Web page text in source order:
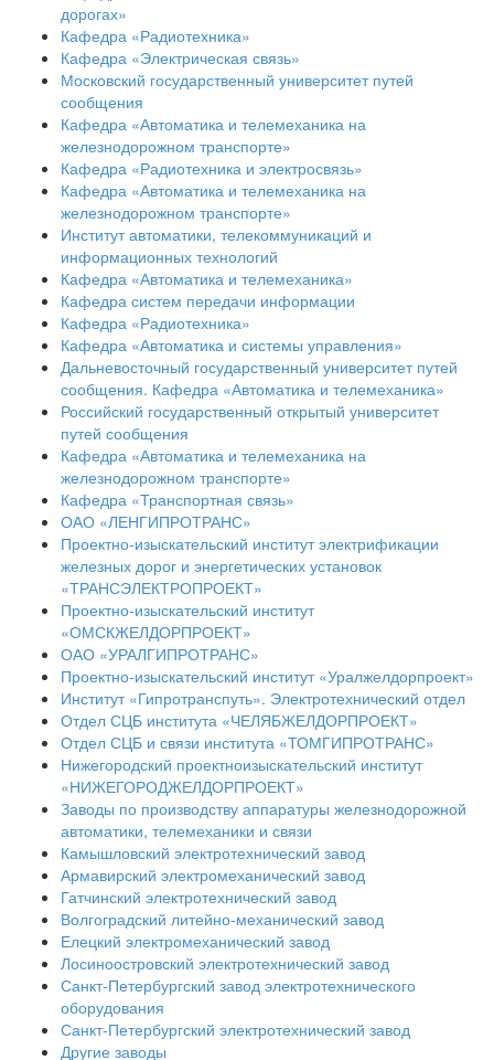
дорогах»
Кафедра «Радиотехника»
Кафедра «Электрическая связь»
Московский государственный университет путей
сообщения
Кафедра «Автоматика и телемеханика на
железнодорожном транспорте»
Кафедра «Радиотехника и электросвязь»
Кафедра «Автоматика и телемеханика на
железнодорожном транспорте»
Институт автоматики, телекоммуникаций и
информационных технологий
Кафедра «Автоматика и телемеханика»
Кафедра систем передачи информации
Кафедра «Радиотехника»
Кафедра «Автоматика и системы управления»
Дальневосточный государственный университет путей
сообщения. Кафедра «Автоматика и телемеханика»
Российский государственный открытый университет
путей сообщения
Кафедра «Автоматика и телемеханика на
железнодорожном транспорте»
Кафедра «Транспортная связь»
ОАО «ЛЕНГИПРОТРАНС»
Проектно-изыскательский институт электрификации
железных дорог и энергетических установок
«ТРАНСЭЛЕКТРОПРОЕКТ»
Проектно-изыскательский институт
«ОМСКЖЕЛДОРПРОЕКТ»
ОАО «УРАЛГИПРОТРАНС»
Проектно-изыскательский институт «Уралжелдорпроект»
Институт «Гипротранспуть». Электротехнический отдел
Отдел СЦБ института «ЧЕЛЯБЖЕЛДОРПРОЕКТ»
Отдел СЦБ и связи института «ТОМГИПРОТРАНС»
Нижегородский проектноизыскательский институт
«НИЖЕГОРОДЖЕЛДОРПРОЕКТ»
Заводы по производству аппаратуры железнодорожной
автоматики, телемеханики и связи
Камышловский электротехнический завод
Армавирский электромеханический завод
Гатчинский электротехнический завод
Волгоградский литейно-механический завод
Елецкий электромеханический завод
Лосиноостровский электротехнический завод
Санкт-Петербургский завод электротехнического
оборудования
Санкт-Петербургский электротехнический завод
Другие заводы